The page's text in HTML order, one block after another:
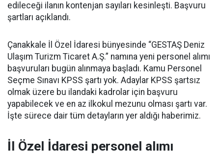
edileceği ilanın kontenjan sayıları kesinleşti. Başvuru
şartları açıklandı.
Çanakkale İl Özel İdaresi bünyesinde “GESTAŞ Deniz
Ulaşım Turizm Ticaret A.Ş.” namına yeni personel alımı
başvuruları bugün alınmaya başladı. Kamu Personel
Seçme Sınavı KPSS şartı yok. Adaylar KPSS şartsız
olmak üzere bu ilandaki kadrolar için başvuru
yapabilecek ve en az ilkokul mezunu olması şartı var.
İşte sürece dair tüm detayların yer aldığı haberimiz.
İl Özel İdaresi personel alımı